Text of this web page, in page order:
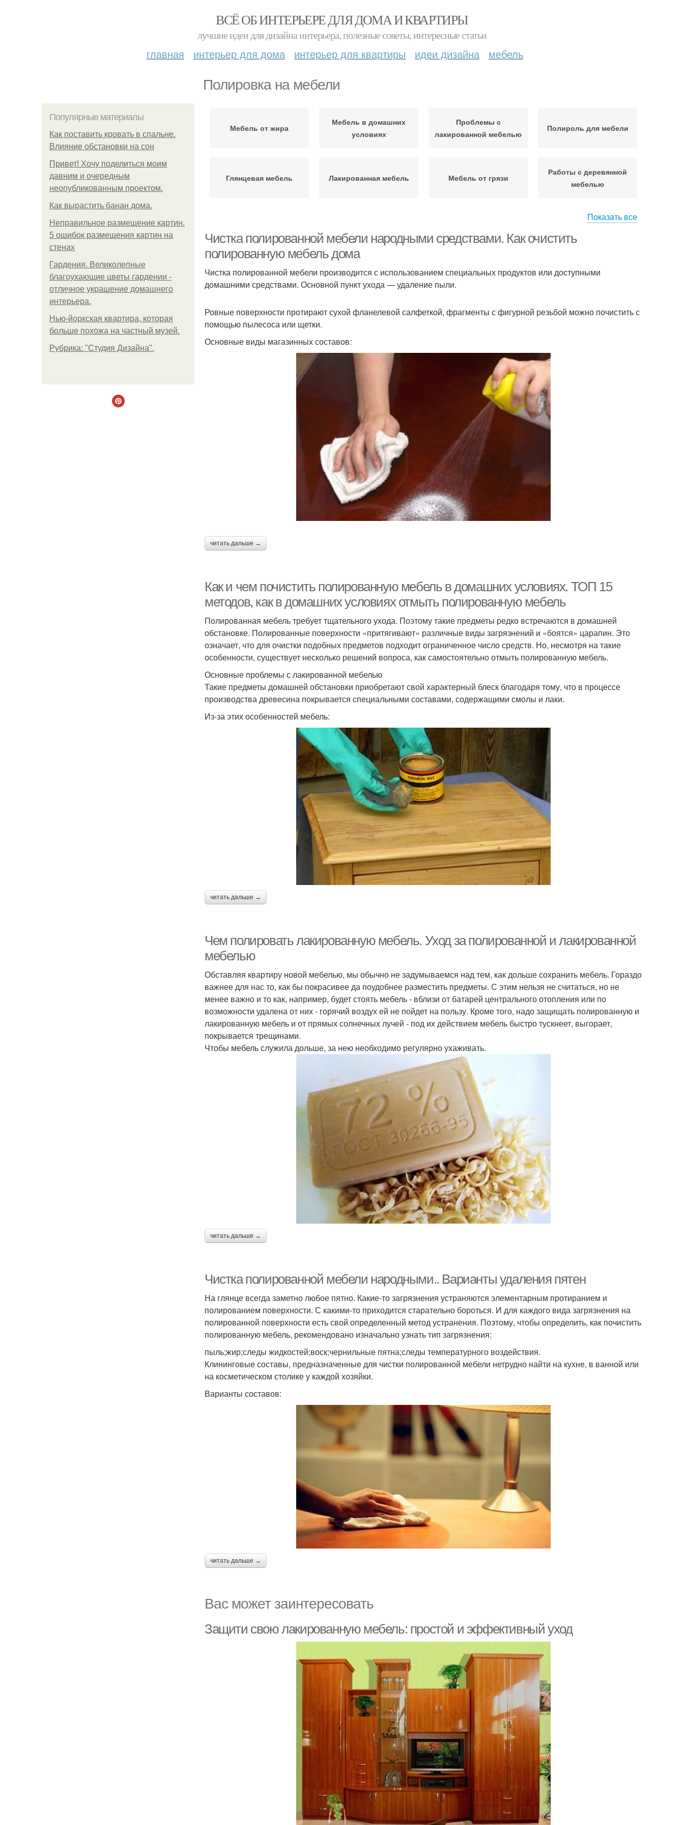
ВСЁ ОБ ИНТЕРЬЕРЕ ДЛЯ ДОМА И КВАРТИРЫ
лучшие идеи для дизайна интерьера, полезные советы, интересные статьи
главная интерьер для дома интерьер для квартиры идеи дизайна мебель
Полировка на мебели
Популярные материалы
Как поставить кровать в спальне.
Влияние обстановки на сон
Привет! Хочу поделиться моим
давним и очередным
неопубликованным проектом.
Как вырастить банан дома.
Неправильное размещение картин.
5 ошибок размещения картин на
стенах
Гардения. Великолепные
благоухающие цветы гардении -
отличное украшение домашнего
интерьера.
Нью-йоркская квартира, которая
больше похожа на частный музей.
Рубрика: "Студия Дизайна".
Мебель от жира
Мебель в домашних
условиях
Проблемы с
лакированной мебелью
Полироль для мебели
Глянцевая мебель Лакированная мебель Мебель от грязи
Работы с деревянной
мебелью
Показать все
Чистка полированной мебели народными средствами. Как очистить
полированную мебель дома
Чистка полированной мебели производится с использованием специальных продуктов или доступными
домашними средствами. Основной пункт ухода — удаление пыли.
Ровные поверхности протирают сухой фланелевой салфеткой, фрагменты с фигурной резьбой можно почистить с
помощью пылесоса или щетки.
Основные виды магазинных составов:
читать дальше →
Как и чем почистить полированную мебель в домашних условиях. ТОП 15
методов, как в домашних условиях отмыть полированную мебель
Полированная мебель требует тщательного ухода. Поэтому такие предметы редко встречаются в домашней
обстановке. Полированные поверхности «притягивают» различные виды загрязнений и «боятся» царапин. Это
означает, что для очистки подобных предметов подходит ограниченное число средств. Но, несмотря на такие
особенности, существует несколько решений вопроса, как самостоятельно отмыть полированную мебель.
Основные проблемы с лакированной мебелью
Такие предметы домашней обстановки приобретают свой характерный блеск благодаря тому, что в процессе
производства древесина покрывается специальными составами, содержащими смолы и лаки.
Из-за этих особенностей мебель:
читать дальше →
Чем полировать лакированную мебель. Уход за полированной и лакированной
мебелью
Обставляя квартиру новой мебелью, мы обычно не задумываемся над тем, как дольше сохранить мебель. Гораздо
важнее для нас то, как бы покрасивее да поудобнее разместить предметы. С этим нельзя не считаться, но не
менее важно и то как, например, будет стоять мебель - вблизи от батарей центрального отопления или по
возможности удалена от них - горячий воздух ей не пойдет на пользу. Кроме того, надо защищать полированную и
лакированную мебель и от прямых солнечных лучей - под их действием мебель быстро тускнеет, выгорает,
покрывается трещинами.
Чтобы мебель служила дольше, за нею необходимо регулярно ухаживать.
читать дальше →
Чистка полированной мебели народными.. Варианты удаления пятен
На глянце всегда заметно любое пятно. Какие-то загрязнения устраняются элементарным протиранием и
полированием поверхности. С какими-то приходится старательно бороться. И для каждого вида загрязнения на
полированной поверхности есть свой определенный метод устранения. Поэтому, чтобы определить, как почистить
полированную мебель, рекомендовано изначально узнать тип загрязнения:
пыль;жир;следы жидкостей;воск;чернильные пятна;следы температурного воздействия.
Клининговые составы, предназначенные для чистки полированной мебели нетрудно найти на кухне, в ванной или
на косметическом столике у каждой хозяйки.
Варианты составов:
читать дальше →
Вас может заинтересовать
Защити свою лакированную мебель: простой и эффективный уход